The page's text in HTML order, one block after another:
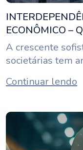
ECONÔMICO –
A crescente
societárias tem
Continuar lendo